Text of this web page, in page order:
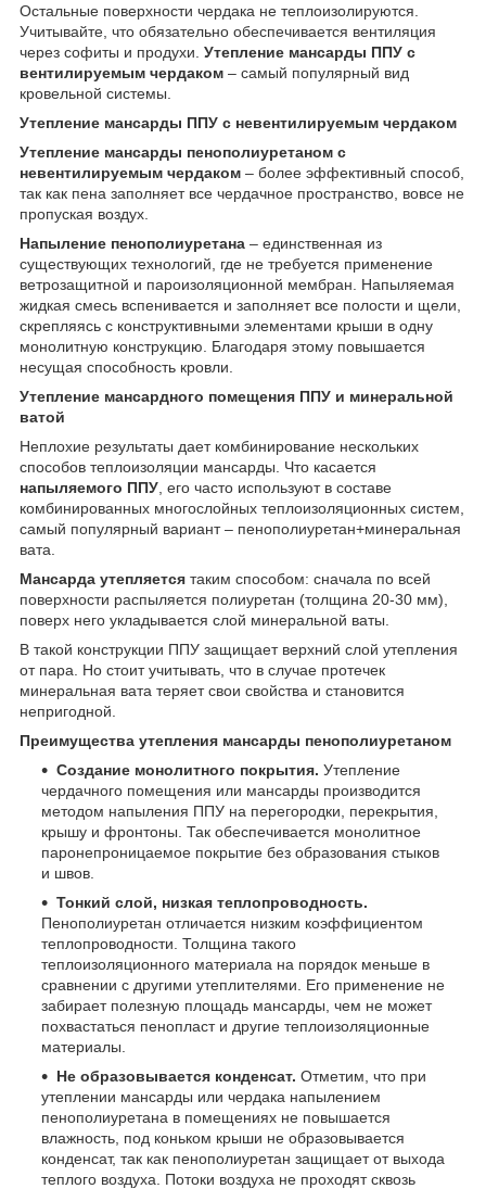
Остальные поверхности чердака не теплоизолируются.
Учитывайте, что обязательно обеспечивается вентиляция
через софиты и продухи. Утепление мансарды ППУ с
вентилируемым чердаком – самый популярный вид
кровельной системы.
Утепление мансарды ППУ с невентилируемым чердаком
Утепление мансарды пенополиуретаном с
невентилируемым чердаком – более эффективный способ,
так как пена заполняет все чердачное пространство, вовсе не
пропуская воздух.
Напыление пенополиуретана – единственная из
существующих технологий, где не требуется применение
ветрозащитной и пароизоляционной мембран. Напыляемая
жидкая смесь вспенивается и заполняет все полости и щели,
скрепляясь с конструктивными элементами крыши в одну
монолитную конструкцию. Благодаря этому повышается
несущая способность кровли.
Утепление мансардного помещения ППУ и минеральной
ватой
Неплохие результаты дает комбинирование нескольких
способов теплоизоляции мансарды. Что касается
напыляемого ППУ , его часто используют в составе
комбинированных многослойных теплоизоляционных систем,
самый популярный вариант – пенополиуретан+минеральная
вата.
Мансарда утепляется таким способом: сначала по всей
поверхности распыляется полиуретан (толщина 20-30 мм),
поверх него укладывается слой минеральной ваты.
В такой конструкции ППУ защищает верхний слой утепления
от пара. Но стоит учитывать, что в случае протечек
минеральная вата теряет свои свойства и становится
непригодной.
Преимущества утепления мансарды пенополиуретаном
Создание монолитного покрытия. Утепление
чердачного помещения или мансарды производится
методом напыления ППУ на перегородки, перекрытия,
крышу и фронтоны. Так обеспечивается монолитное
паронепроницаемое покрытие без образования стыков
и швов.
Тонкий слой, низкая теплопроводность.
Пенополиуретан отличается низким коэффициентом
теплопроводности. Толщина такого
теплоизоляционного материала на порядок меньше в
сравнении с другими утеплителями. Его применение не
забирает полезную площадь мансарды, чем не может
похвастаться пенопласт и другие теплоизоляционные
материалы.
Не образовывается конденсат. Отметим, что при
утеплении мансарды или чердака напылением
пенополиуретана в помещениях не повышается
влажность, под коньком крыши не образовывается
конденсат, так как пенополиуретан защищает от выхода
теплого воздуха. Потоки воздуха не проходят сквозь